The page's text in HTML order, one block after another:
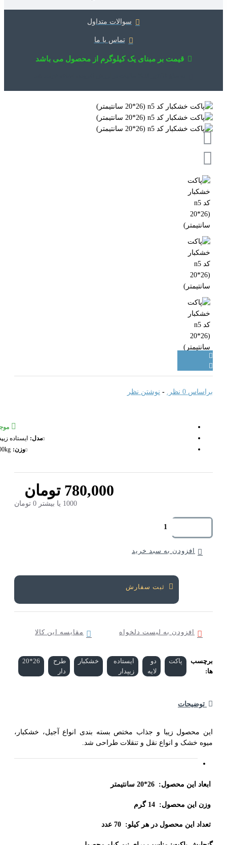
سوالات متداول
تماس با ما
قیمت بر مبنای یک کیلوگرم از محصول می باشد
0 نظر. - نوشتن نظر
780,000 تومان
موجود
ایستاده زیپدار
1.00kg
افزودن به سبد خرید
ثبت سفارش
افزودن به لیست دلخواه مقایسه این کالا
پاکت
دو
لایه
ایستاده
زیپدار
خشکبار
طرح
دار
26*20
توضیحات
محصول زیبا و جذاب مختص بسته بندی انواع آجیل، خشکبار،
خشک و انواع نقل و تنقلات طراحی شد.
این محصول: 26*20 سانتیمتر
این محصول: 14 گرم
این محصول در هر کیلو: 70 عدد